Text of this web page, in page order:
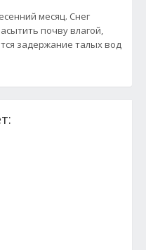
месяц. Снег
почву влагой,
задержание талых вод